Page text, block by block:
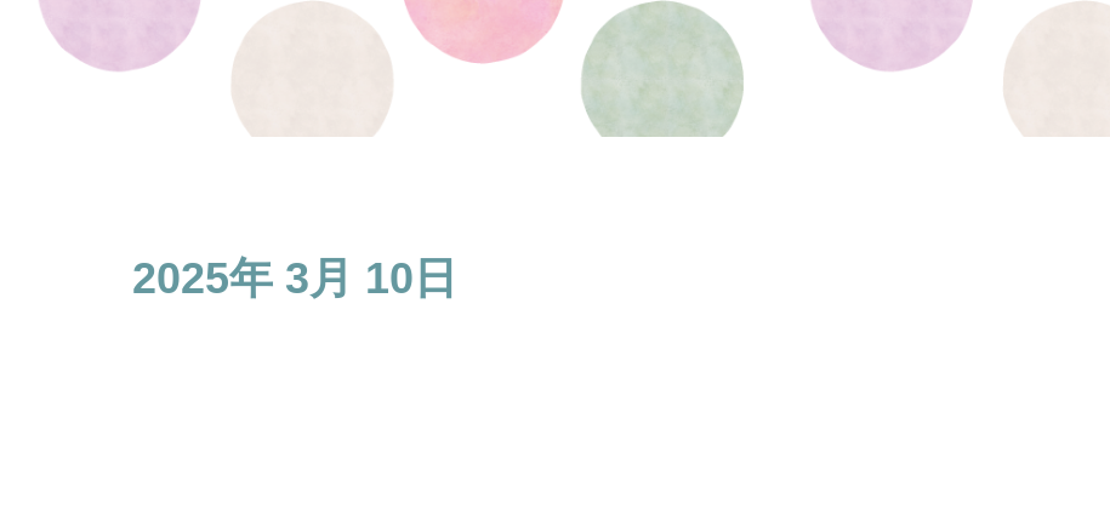
2025年 3月 10日